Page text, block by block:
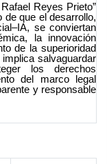
Reyes Prieto”
de que el desarrollo,
se conviertan
la innovación
de la superioridad
salvaguardar
los derechos
del marco legal
y responsable